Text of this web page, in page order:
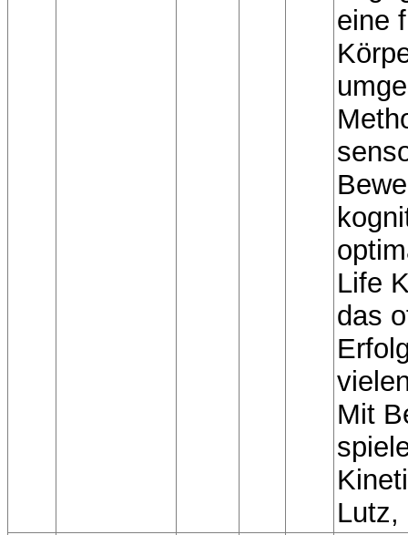
eine
Life
das
Mit
Lutz,